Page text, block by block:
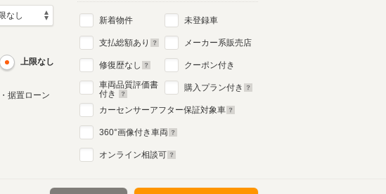
上限なし
据置ローン
新着物件
支払総額あり
修復歴なし
車両品質評価書
付き
未登録車
メーカー系販売店
クーポン付き
購入プラン付き
カーセンサーアフター保証対象車
360°画像付き車両
オンライン相談可